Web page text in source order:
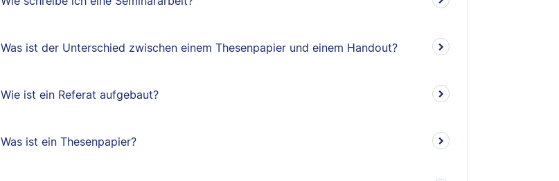
Was ist der Unterschied zwischen einem Thesenpapier und einem Handout?
Wie ist ein Referat aufgebaut?
Was ist ein Thesenpapier?